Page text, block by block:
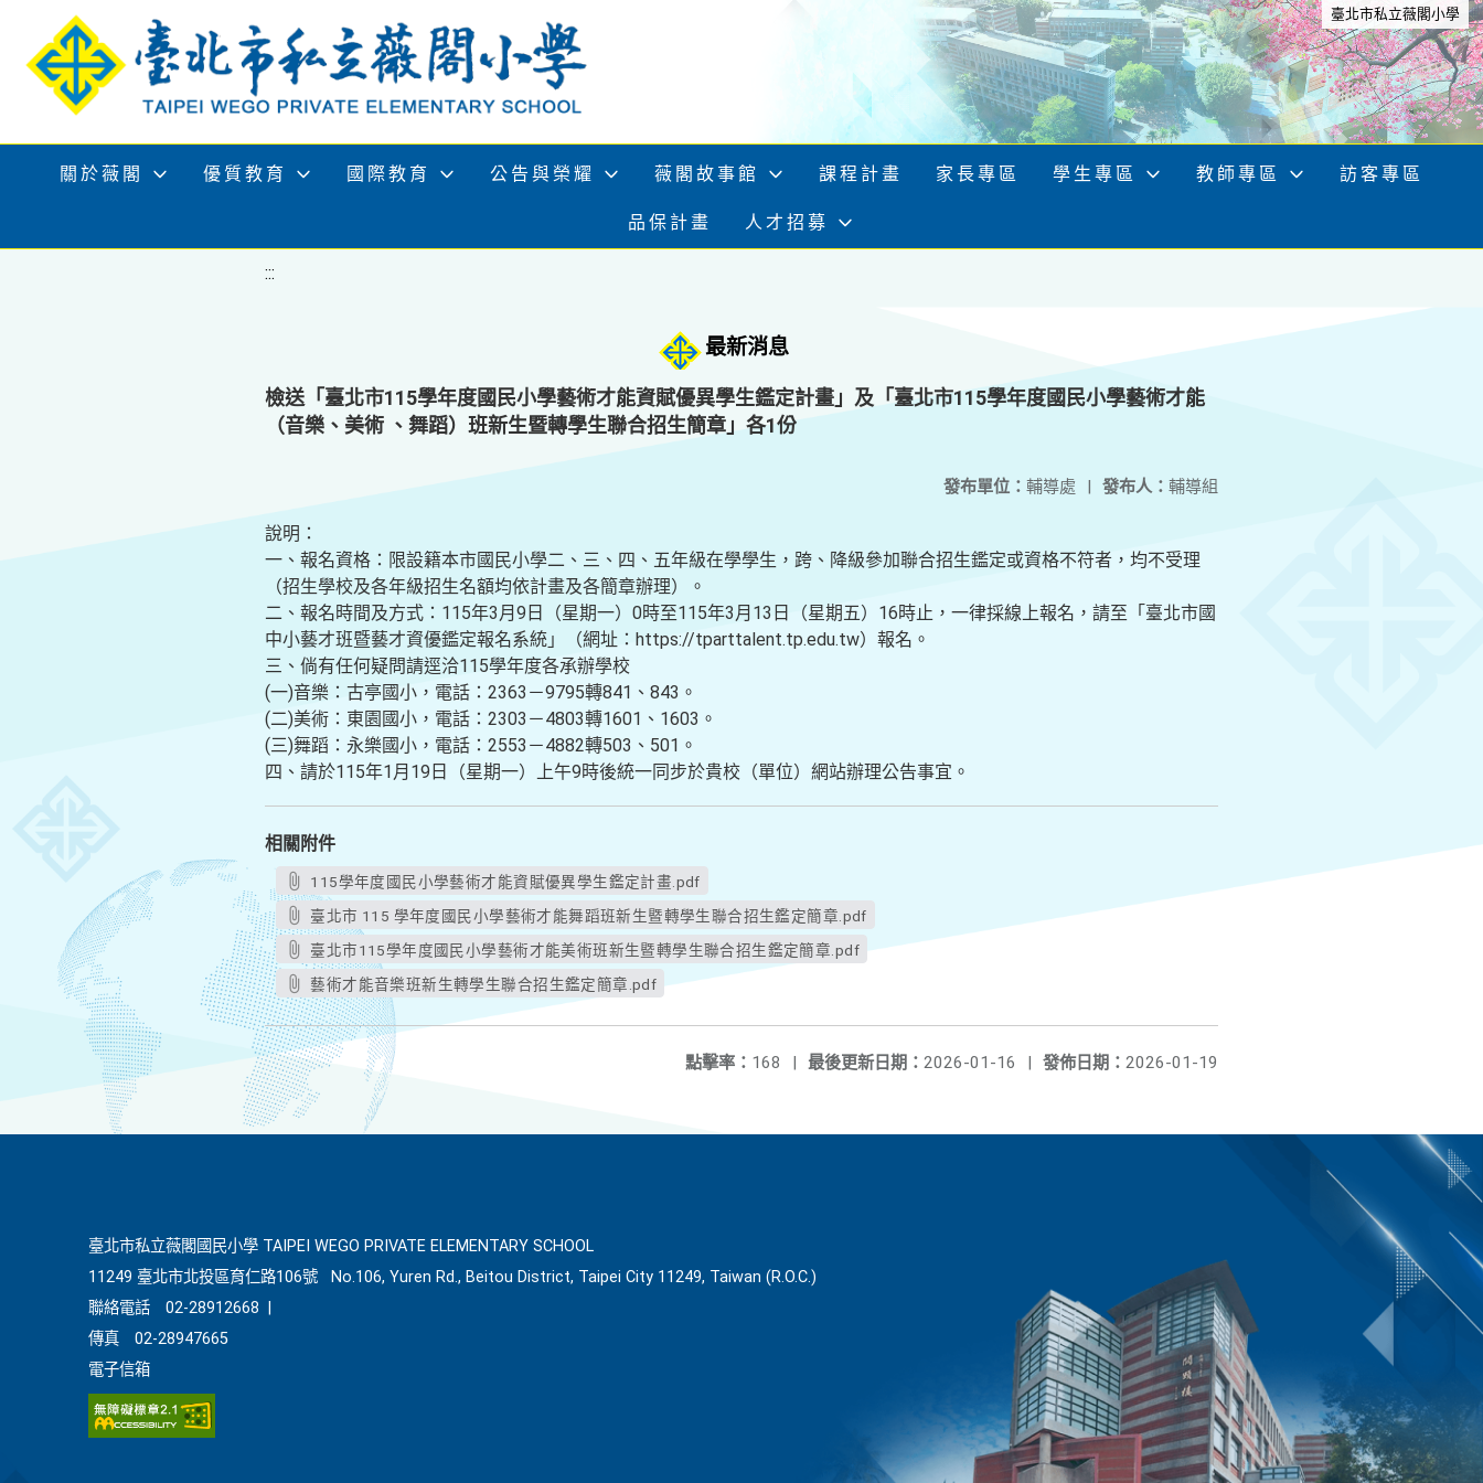
移至網頁之主要內容區位置 臺北市私立薇閣小學
關於薇閣 優質教育 國際教育 公告與榮耀 薇閣故事館 課程計畫 家長專區 學生專區 教師專區 訪客專區
品保計畫 人才招募
:::
最新消息
檢送「臺北市115學年度國民小學藝術才能資賦優異學生鑑定計畫」及「臺北市115學年度國民小學藝術才能
（音樂、美術 、舞蹈）班新生暨轉學生聯合招生簡章」各1份
發布人： 輔導組
發布單位： 輔導處 |
說明：
一、報名資格：限設籍本市國民小學二、三、四、五年級在學學生，跨、降級參加聯合招生鑑定或資格不符者，均不受理
（招生學校及各年級招生名額均依計畫及各簡章辦理）。
二、報名時間及方式：115年3月9日（星期一）0時至115年3月13日（星期五）16時止，一律採線上報名，請至「臺北市國
中小藝才班暨藝才資優鑑定報名系統」（網址：https://tparttalent.tp.edu.tw）報名。
三、倘有任何疑問請逕洽115學年度各承辦學校
(一)音樂：古亭國小，電話：2363－9795轉841、843。
(二)美術：東園國小，電話：2303－4803轉1601、1603。
(三)舞蹈：永樂國小，電話：2553－4882轉503、501。
四、請於115年1月19日（星期一）上午9時後統一同步於貴校（單位）網站辦理公告事宜。
相關附件
115學年度國民小學藝術才能資賦優異學生鑑定計畫.pdf
臺北市 115 學年度國民小學藝術才能舞蹈班新生暨轉學生聯合招生鑑定簡章.pdf
臺北市115學年度國民小學藝術才能美術班新生暨轉學生聯合招生鑑定簡章.pdf
藝術才能音樂班新生轉學生聯合招生鑑定簡章.pdf
發佈日期： 2026-01-19
最後更新日期： 2026-01-16 |
點擊率： 168 |
臺北市私立薇閣國民小學 TAIPEI WEGO PRIVATE ELEMENTARY SCHOOL
11249 臺北市北投區育仁路106號
No.106, Yuren Rd., Beitou District, Taipei City 11249, Taiwan (R.O.C.)
聯絡電話
02-28912668
傳真
02-28947665
電子信箱